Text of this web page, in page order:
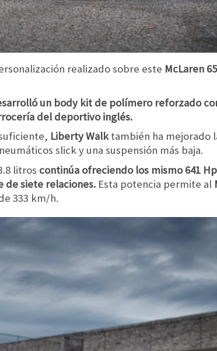
realizado sobre este McLaren
un body kit de polímero reforzado
del deportivo inglés.
Liberty Walktambién ha mejorado
slick y una suspensión más baja.
litros continúa ofreciendo los mismo 641
de siete relaciones. Esta potencia permite al
333 km/h.